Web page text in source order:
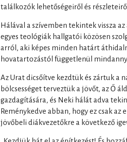
találkozók lehetőségeiről és
Hálával a szívemben tekintek vissza
egyes teológiák hallgatói közösen
arról, aki képes minden határt
hovatartozástól függetlenül
Az Urat dicsőítve kezdtük és zártuk a
bölcsességet terveztük a jövőt, az Ő
gazdagítására, és Neki hálát adva
Reménykedve abban, hogy ez csak az
jövőbeli diákvezetőkre a következő